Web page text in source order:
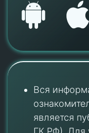
Вся
является